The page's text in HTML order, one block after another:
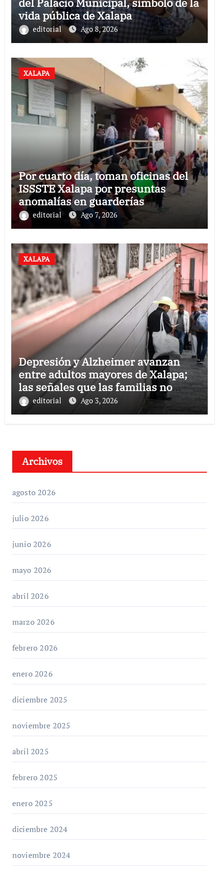
vida pública de Xalapa
editorial Ago 8, 2026
XALAPA
Por cuarto día, toman oficinas del
ISSSTE Xalapa por presuntas
anomalías en guarderías
subrogadas
editorial Ago 7, 2026
XALAPA
Depresión y Alzheimer avanzan
entre adultos mayores de Xalapa;
las señales que las familias no
deben ignorar
editorial Ago 3, 2026
Archivos
agosto 2026
julio 2026
junio 2026
mayo 2026
abril 2026
marzo 2026
febrero 2026
enero 2026
diciembre 2025
noviembre 2025
abril 2025
febrero 2025
enero 2025
diciembre 2024
noviembre 2024